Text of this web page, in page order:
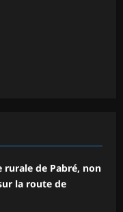
rurale de Pabré, non
la route de